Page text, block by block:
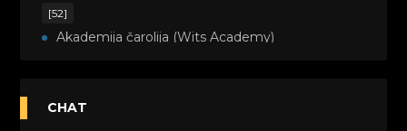
[52]
Akademija čarolija (Wits Academy)
Avanture Maje i Marka (Sinhronizovano na
CHAT